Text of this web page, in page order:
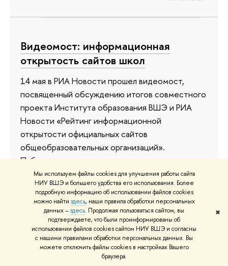
Мы используем файлы cookies для улучшения работы сайта
НИУ ВШЭ и большего удобства его использования. Более
подробную информацию об использовании файлов cookies
можно найти здесь, наши правила обработки персональных
данных –здесь. Продолжая пользоваться сайтом, вы
подтверждаете, что были проинформированы об
использовании файлов cookies сайтом НИУ ВШЭ и согласны
с нашими правилами обработки персональных данных. Вы
можете отключить файлы cookies в настройках Вашего
браузера.
✖
Видеомост: информационная
открытость сайтов школ
14 мая в РИА Новости прошел видеомост,
посвященный обсуждению итогов совместного
проекта Института образования ВШЭ и РИА
Новости «Рейтинг информационной
открытости официальных сайтов
общеобразовательных организаций».
Публикуем видеозапись.
14 мая 2013
Студентки отделения статистики
— призеры всемирного конкурса